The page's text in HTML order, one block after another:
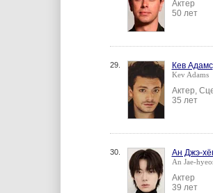
Актер
50 лет
29. Кев Адамс
Kev Adams
Актер,
35 лет
30. Ан Джэ-
An Jae-
Актер
39 лет